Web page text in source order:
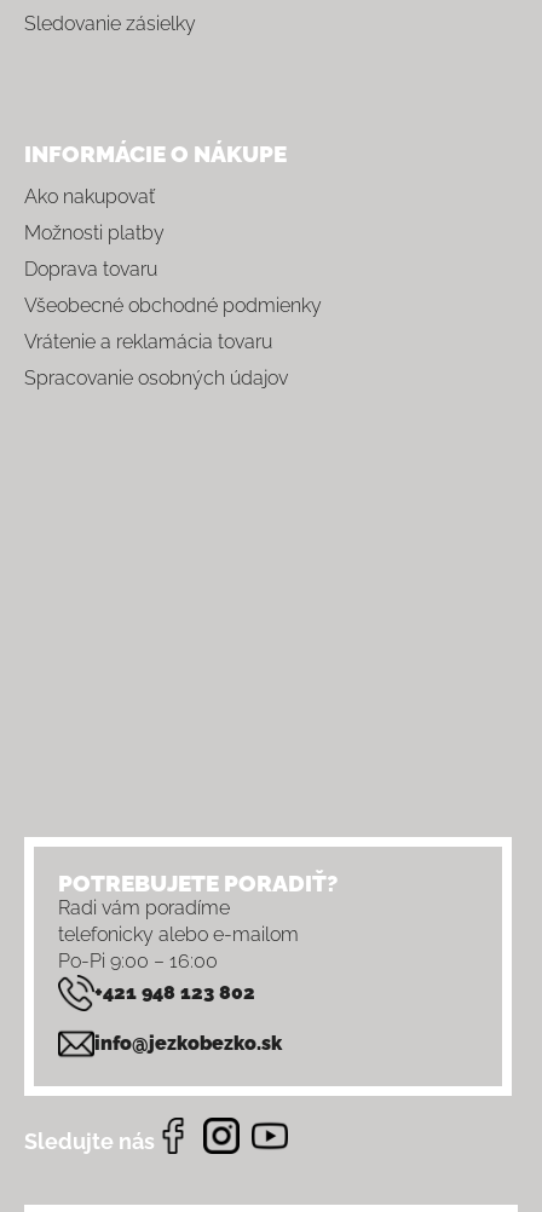
Sledovanie zásielky
INFORMÁCIE O NÁKUPE
Ako nakupovať
Možnosti platby
Doprava tovaru
Všeobecné obchodné podmienky
Vrátenie a reklamácia tovaru
Spracovanie osobných údajov
POTREBUJETE PORADIŤ?
Radi vám poradíme
telefonicky alebo e-mailom
Po-Pi 9:00 – 16:00
+421 948 123 802
info@jezkobezko.sk
Sledujte nás